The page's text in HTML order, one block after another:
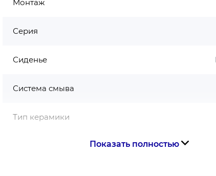
Монтаж
Серия
Сиденье
Система смыва
Тип керамики
дюропласт с
Показать полностью